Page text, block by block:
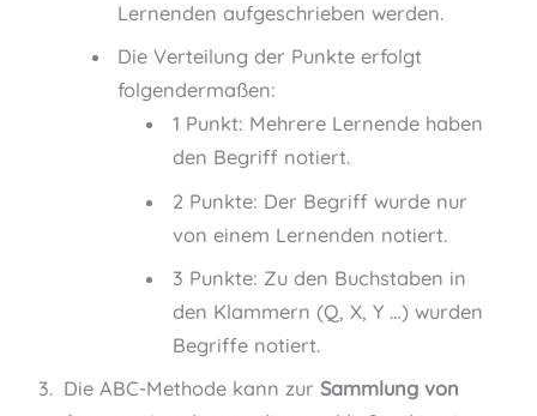
Lernenden aufgeschrieben werden.
Die Verteilung der Punkte erfolgt
folgendermaßen:
1 Punkt: Mehrere Lernende haben
den Begriff notiert.
2 Punkte: Der Begriff wurde nur
von einem Lernenden notiert.
3 Punkte: Zu den Buchstaben in
den Klammern (Q, X, Y …) wurden
Begriffe notiert.
Die ABC-Methode kann zurSammlung von